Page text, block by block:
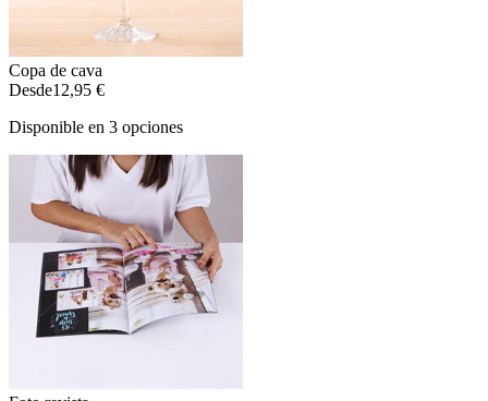
Copa de cava
Desde12,95 €
Disponible en 3 opciones